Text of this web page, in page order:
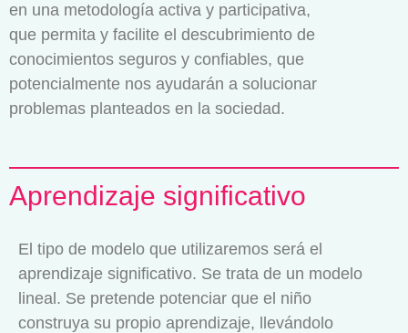
en una metodología activa y participativa,
que permita y facilite el descubrimiento de
conocimientos seguros y confiables, que
potencialmente nos ayudarán a solucionar
problemas planteados en la sociedad.
Aprendizaje significativo
El tipo de modelo que utilizaremos será el
aprendizaje significativo. Se trata de un modelo
lineal. Se pretende potenciar que el niño
construya su propio aprendizaje, llevándolo